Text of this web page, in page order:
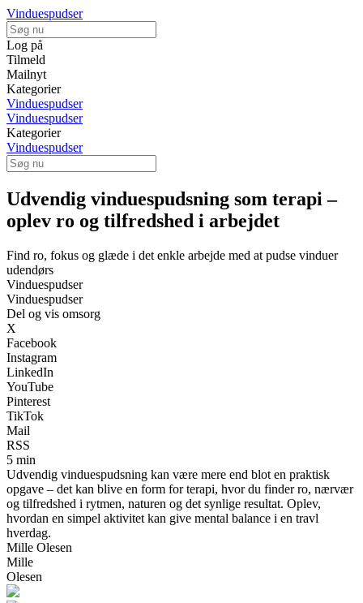
Vinduespudser
Log på
Tilmeld
Mailnyt
Kategorier
Vinduespudser
Vinduespudser
Kategorier
Vinduespudser
Udvendig vinduespudsning som terapi –
oplev ro og tilfredshed i arbejdet
Find ro, fokus og glæde i det enkle arbejde med at pudse vinduer
udendørs
Vinduespudser
Vinduespudser
Del og vis omsorg
X
Facebook
Instagram
LinkedIn
YouTube
Pinterest
TikTok
Mail
RSS
5 min
Udvendig vinduespudsning kan være mere end blot en praktisk
opgave – det kan blive en form for terapi, hvor du finder ro, nærvær
og tilfredshed i rytmen, naturen og det synlige resultat. Oplev,
hvordan en simpel aktivitet kan give mental balance i en travl
hverdag.
Mille Olesen
Mille
Olesen